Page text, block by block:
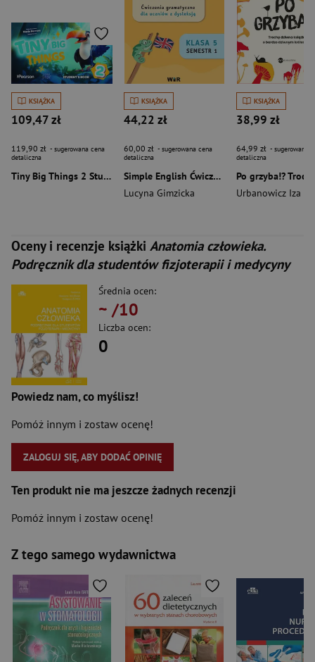
KSIĄŻKA
109,47 zł
119,90 zł - sugerowana cena
detaliczna
Tiny Big Things 2 Student's Book with Digital Practice and Resources
KSIĄŻKA
44,22 zł
60,00 zł - sugerowana cena
detaliczna
Simple English Ćwiczenia z gramatyki dla uczniów z dysleksją klasa 5 semestr 1
Lucyna Gimzicka
KSIĄŻKA
38,99 zł
64,99 zł - sugerowana
detaliczna
Urbanowicz Iza
Oceny i recenzje książki Anatomia człowieka.
Podręcznik dla studentów fizjoterapii i medycyny
Średnia ocen:
~ /10
Liczba ocen:
0
Powiedz nam, co myślisz!
Pomóż innym i zostaw ocenę!
ZALOGUJ SIĘ, ABY DODAĆ OPINIĘ
Ten produkt nie ma jeszcze żadnych recenzji
Pomóż innym i zostaw ocenę!
Z tego samego wydawnictwa